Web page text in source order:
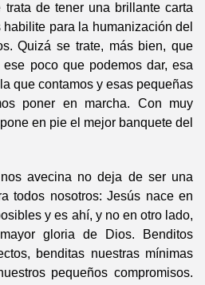
de tener una brillante carta
para la humanización del
Quizá se trate, más bien, que
poco que podemos dar, esa
que contamos y esas pequeñas
poner en marcha. Con muy
en pie el mejor banquete del
avecina no deja de ser una
todos nosotros: Jesús nace en
y es ahí, y no en otro lado,
gloria de Dios. Benditos
benditas nuestras mínimas
pequeños compromisos.